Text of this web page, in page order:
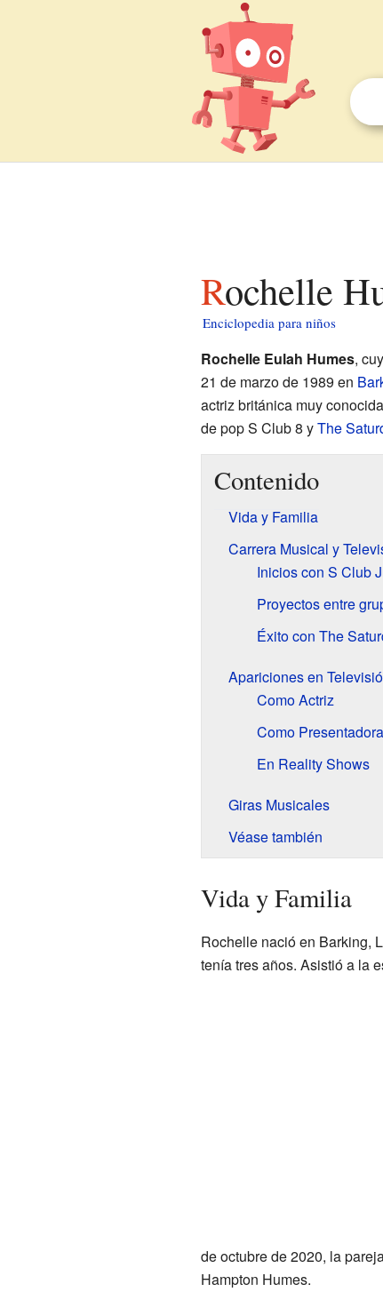
Rochelle
Enciclopedia para niños
Rochelle Eulah Humes,
21 de marzo de 1989 en
actriz británica muy
de pop S Club 8 yThe
Contenido
Vida y Familia
Carrera Musical y
Inicios con S Club
Proyectos entre
Éxito con The
Apariciones en
Como Actriz
Como Presentadora
En Reality Shows
Giras Musicales
Véase también
Vida y Familia
Rochelle nació en Barking,
tenía tres años. Asistió a la
de octubre de 2020, la
Hampton Humes.